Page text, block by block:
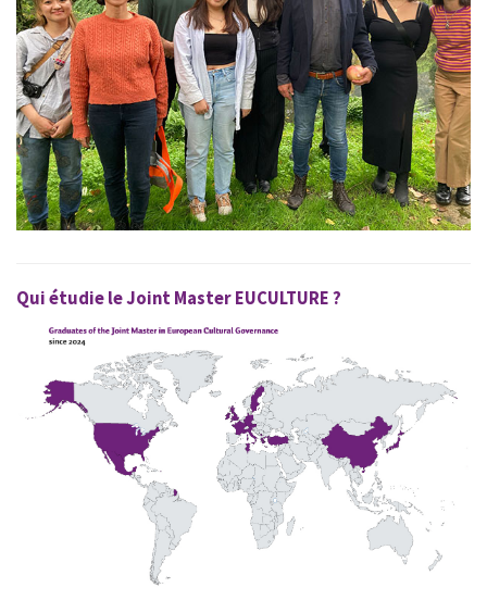
Qui étudie le Joint Master EUCULTURE ?